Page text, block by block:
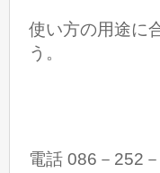
使い方の用途に
う。
電話 086－252